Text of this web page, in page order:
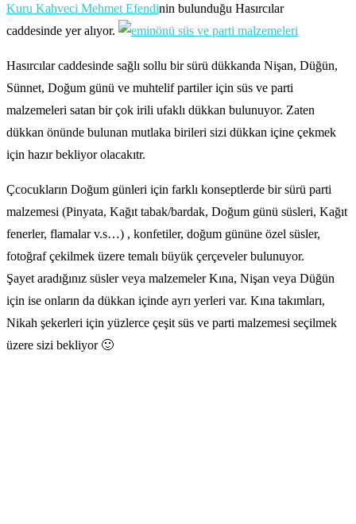
Kuru Kahveci Mehmet Efendinin bulunduğu Hasırcılar
caddesinde yer alıyor.
Hasırcılar caddesinde sağlı sollu bir sürü dükkanda Nişan, Düğün,
Sünnet, Doğum günü ve muhtelif partiler için süs ve parti
malzemeleri satan bir çok irili ufaklı dükkan bulunuyor. Zaten
dükkan önünde bulunan mutlaka birileri sizi dükkan içine çekmek
için hazır bekliyor olacakıtr.
Çcocukların Doğum günleri için farklı konseptlerde bir sürü parti
malzemesi (Pinyata, Kağıt tabak/bardak, Doğum günü süsleri, Kağıt
fenerler, flamalar v.s…) , konfetiler, doğum gününe özel süsler,
fotoğraf çekilmek üzere temalı büyük çerçeveler bulunuyor.
Şayet aradığınız süsler veya malzemeler Kına, Nişan veya Düğün
için ise onların da dükkan içinde ayrı yerleri var. Kına takımları,
Nikah şekerleri için yüzlerce çeşit süs ve parti malzemesi seçilmek
üzere sizi bekliyor 🙂